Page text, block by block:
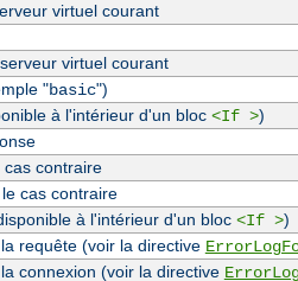
virtuel courant
virtuel courant
"basic")
à l'intérieur d'un bloc <If >)
cas contraire
cas contraire
à l'intérieur d'un bloc <If >)
requête (voir la directive
connexion (voir la directive